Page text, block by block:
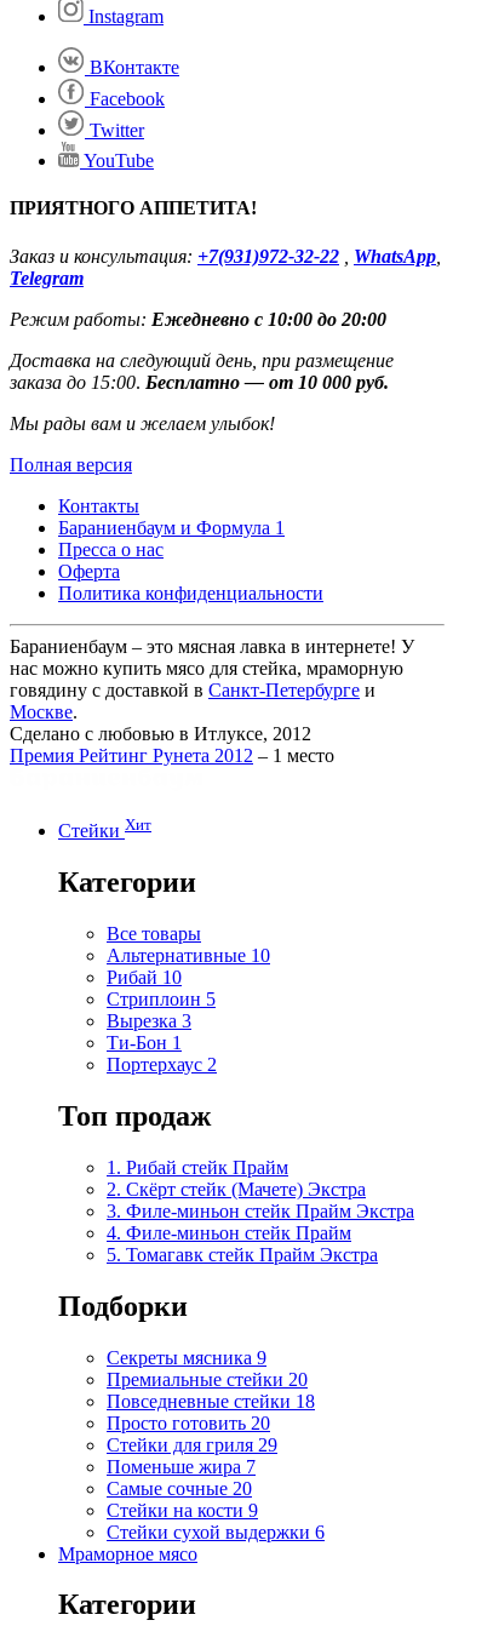
Instagram
ВКонтакте
Facebook
Twitter
YouTube
ПРИЯТНОГО АППЕТИТА!
Заказ и консультация: +7(931)972-32-22 WhatsApp
Telegram
Режим работы: Ежедневно с 10:00 до 20:00
Доставка на следующий день, при размещение
заказа до 15:00. Бесплатно — от 10 000 руб.
Мы рады вам и желаем улыбок!
Полная версия
Контакты
Бараниенбаум и Формула 1
Пресса о нас
Оферта
Политика конфиденциальности
Бараниенбаум – это мясная лавка в интернете! У
нас можно купить мясо для стейка, мраморную
говядину с доставкой в Санкт-Петербурге и
Москве.
Сделано с любовью в Итлуксе, 2012
Премия Рейтинг Рунета 2012 – 1 место
Стейки Хит
Категории
Все товары
Альтернативные 10
Рибай 10
Стриплоин 5
Вырезка 3
Ти-Бон 1
Портерхаус 2
Топ продаж
1. Рибай cтейк Прайм
2. Скёрт стейк (Мачете) Экстра
3. Филе-миньон стейк Прайм Экстра
4. Филе-миньон стейк Прайм
5. Томагавк стейк Прайм Экстра
Подборки
Секреты мясника 9
Премиальные стейки 20
Повседневные стейки 18
Просто готовить 20
Стейки для гриля 29
Поменьше жира 7
Самые сочные 20
Стейки на кости 9
Стейки сухой выдержки 6
Мраморное мясо
Категории